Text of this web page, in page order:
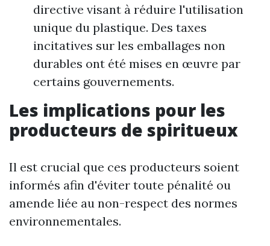
directive visant à réduire l'utilisation
unique du plastique. Des taxes
incitatives sur les emballages non
durables ont été mises en œuvre par
certains gouvernements.
Les implications pour les
producteurs de spiritueux
Il est crucial que ces producteurs soient
informés afin d'éviter toute pénalité ou
amende liée au non-respect des normes
environnementales.